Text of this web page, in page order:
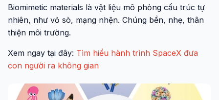
Biomimetic materials là vật liệu mô phỏng cấu trúc tự
nhiên, như vỏ sò, mạng nhện. Chúng bền, nhẹ, thân
thiện môi trường.
Xem ngay tại đây: Tìm hiểu hành trình SpaceX đưa
con người ra không gian